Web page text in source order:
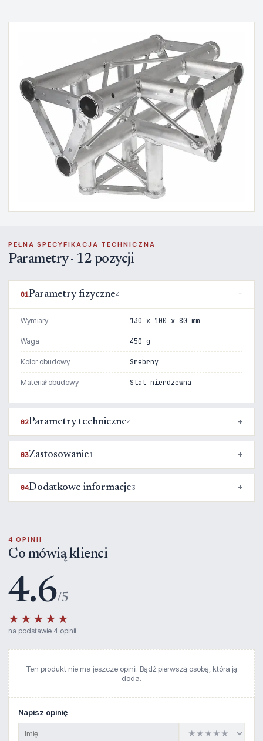
PEŁNA SPECYFIKACJA TECHNICZNA
Parametry · 12 pozycji
01Parametry fizyczne4
Wymiary 130 x 100 x 80 mm
Waga 450 g
Kolor obudowy Srebrny
Materiał obudowy Stal nierdzewna
02Parametry techniczne4
03Zastosowanie1
04Dodatkowe informacje3
4 OPINII
Co mówią klienci
4.6/5
★★★★★
na podstawie 4 opinii
Ten produkt nie ma jeszcze opinii. Bądź pierwszą osobą, która ją
doda.
Napisz opinię